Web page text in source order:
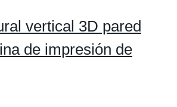
vertical 3D pared
de impresión de